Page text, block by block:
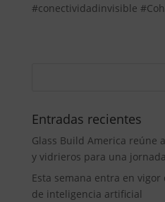
#conectividadinvisible
Entradas recientes
Glass Build America reúne
y vidrieros para una
Esta semana entra en
de inteligencia artificial